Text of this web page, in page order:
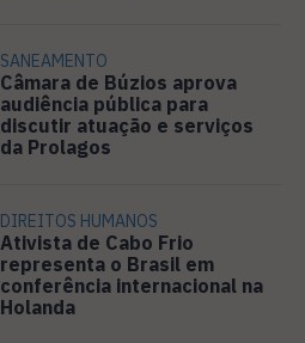
SANEAMENTO
Câmara de Búzios aprova
audiência pública para
discutir atuação e serviços
da Prolagos
DIREITOS HUMANOS
Ativista de Cabo Frio
representa o Brasil em
conferência internacional na
Holanda